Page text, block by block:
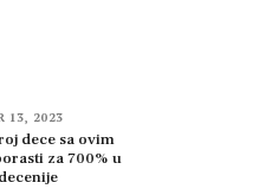
13, 2023
dece sa ovim
za 700% u